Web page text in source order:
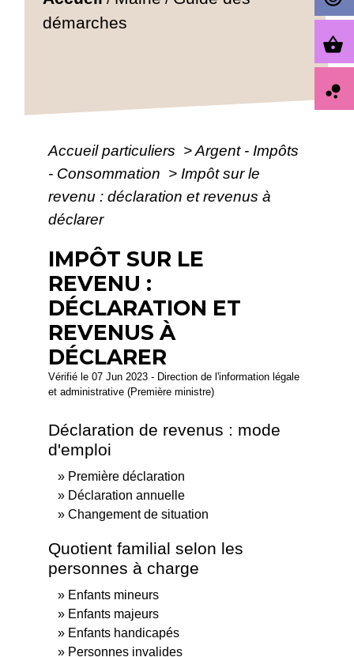
démarches
Accueil particuliers >Argent - Impôts
- Consommation > Impôt sur le
revenu : déclaration et revenus à
déclarer
IMPÔT SUR LE
REVENU :
DÉCLARATION ET
REVENUS À
DÉCLARER
Vérifié le 07 Jun 2023 - Direction de l'information légale
et administrative (Première ministre)
Déclaration de revenus : mode
d'emploi
Première déclaration
Déclaration annuelle
Changement de situation
Quotient familial selon les
personnes à charge
Enfants mineurs
Enfants majeurs
Enfants handicapés
Personnes invalides
shopping_basket
bubble_chart